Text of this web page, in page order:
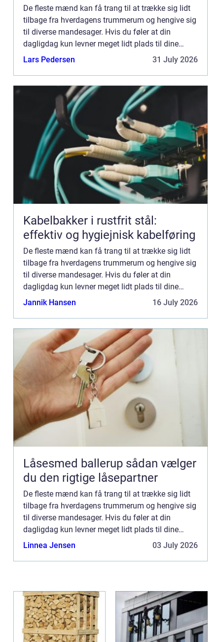
De fleste mænd kan få trang til at trække sig lidt
tilbage fra hverdagens trummerum og hengive sig
til diverse mandesager. Hvis du føler at din
dagligdag kun levner meget lidt plads til dine
maskuline drømmerier kan du...
Lars Pedersen 31 July 2026
Kabelbakker i rustfrit stål:
effektiv og hygiejnisk kabelføring
De fleste mænd kan få trang til at trække sig lidt
tilbage fra hverdagens trummerum og hengive sig
til diverse mandesager. Hvis du føler at din
dagligdag kun levner meget lidt plads til dine
maskuline drømmerier kan du...
Jannik Hansen 16 July 2026
Låsesmed ballerup sådan vælger
du den rigtige låsepartner
De fleste mænd kan få trang til at trække sig lidt
tilbage fra hverdagens trummerum og hengive sig
til diverse mandesager. Hvis du føler at din
dagligdag kun levner meget lidt plads til dine
maskuline drømmerier kan du...
Linnea Jensen 03 July 2026